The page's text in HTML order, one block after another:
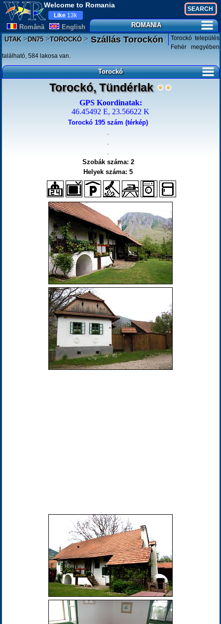
Welcome to Romania
Românã English
Like 13k
ROMANIA
UTAK>DN75>TOROCKÓ>Szállás Torockón
Torockó település
Fehér megyében
található, 584 lakosa van.
Torockó
Torockó, Tündérlak
GPS Koordinatak:
46.45492 E, 23.56622 K
Torockó 195 szám (térkép)
.
.
.
Szobák száma: 2
Helyek száma: 5